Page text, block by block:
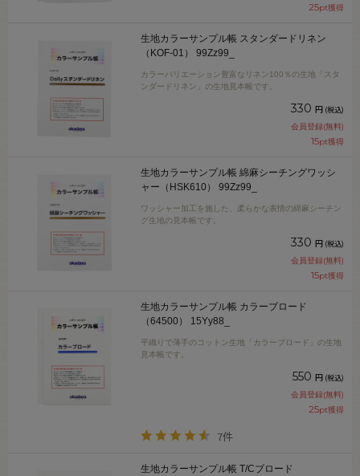
25pt獲得
生地カラーサンプル帳 スタンダードリネン
（KOF-01） 99Zz99_
カラーバリエーション豊富なリネン100％の生地「スタ
ンダードリネン」の生地見本帳です。
330 円 (税込)
会員登録(無料)
15pt獲得
生地カラーサンプル帳 綿麻シーチングワッシ
ャー（HSK610） 99Zz99_
ワッシャー加工を施した、柔らかな表情の綿麻シーチン
グ生地の見本帳です。
330 円 (税込)
会員登録(無料)
15pt獲得
生地カラーサンプル帳 カラーブロード
（64500） 15Yy88_
平織りで薄手のコットン生地「カラーブロード」の生地
見本帳です。
550 円 (税込)
会員登録(無料)
25pt獲得
7件
生地カラーサンプル帳 T/Cブロード